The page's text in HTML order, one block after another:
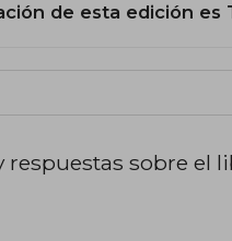
de esta edición es
respuestas sobre el